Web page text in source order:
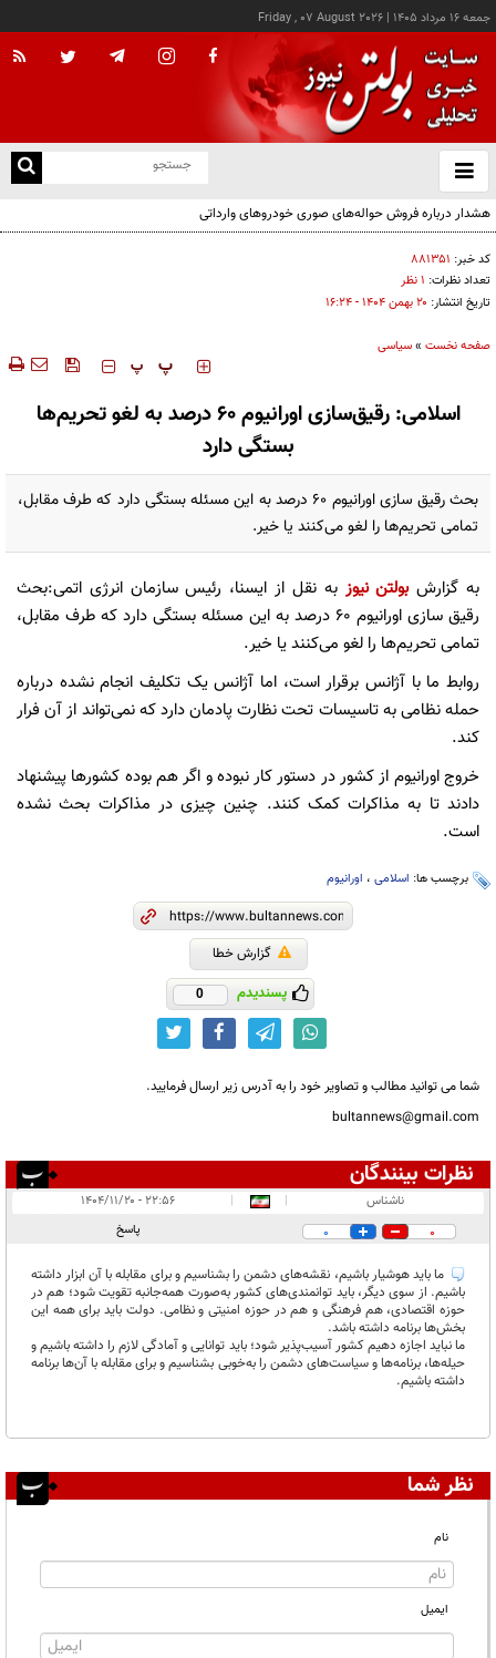
جمعه ۱۶ مرداد ۱۴۰۵ |
Friday , 07 August 2026
باز
و
هشدار درباره فروش حواله‌های صوری خودروهای وارداتی
کد خبر: ۸۸۱۳۵۱
تعداد نظرات: ۱ نظر
تاریخ انتشار: ۲۰ بهمن ۱۴۰۴ - ۱۶:۲۴
صفحه نخست »سیاسی
‍‍‍ پ پ
اسلامی: رقیق‌سازی اورانیوم ۶۰ درصد به لغو تحریم‌ها
بستگی دارد
بحث رقیق سازی اورانیوم ۶۰ درصد به این مسئله بستگی دارد که طرف مقابل،
تمامی تحریم‌ها را لغو می‌کنند یا خیر.
به گزارشبولتن نیوز به نقل از ایسنا، رئیس سازمان انرژی اتمی:بحث
رقیق سازی اورانیوم ۶۰ درصد به این مسئله بستگی دارد که طرف مقابل،
تمامی تحریم‌ها را لغو می‌کنند یا خیر.
روابط ما با آژانس برقرار است، اما آژانس یک تکلیف انجام نشده درباره
حمله نظامی به تاسیسات تحت نظارت پادمان دارد که نمی‌تواند از آن فرار
کند.
خروج اورانیوم از کشور در دستور کار نبوده و اگر هم بوده کشورها پیشنهاد
دادند تا به مذاکرات کمک کنند. چنین چیزی در مذاکرات بحث نشده
است.
برچسب ها: اسلامی ، اورانیوم
گزارش خطا
پسندیدم 0
شما می توانید مطالب و تصاویر خود را به آدرس زیر ارسال فرمایید.
bultannews@gmail.com
نظرات بینندگان
در انتظار بررسی:
ناشناس |
|
۲۲:۵۶ - ۱۴۰۴/۱۱/۲۰
0
0 پاسخ
ما باید هوشیار باشیم، نقشه‌های دشمن را بشناسیم و برای مقابله با آن ابزار داشته
باشیم. از سوی دیگر، باید توانمندی‌های کشور به‌صورت همه‌جانبه تقویت شود؛ هم در
حوزه اقتصادی، هم فرهنگی و هم در حوزه امنیتی و نظامی. دولت باید برای همه این
بخش‌ها برنامه داشته باشد.
ما نباید اجازه دهیم کشور آسیب‌پذیر شود؛ باید توانایی و آمادگی لازم را داشته باشیم و
حیله‌ها، برنامه‌ها و سیاست‌های دشمن را به‌خوبی بشناسیم و برای مقابله با آن‌ها برنامه
داشته باشیم.
نظر شما
نام
ایمیل